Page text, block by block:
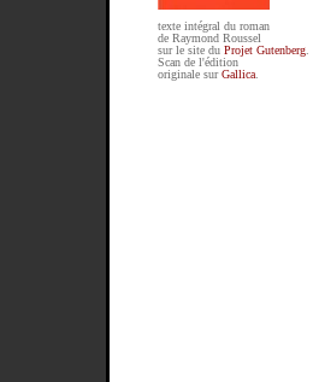
texte intégral du roman
de Raymond Roussel
sur le site du Projet Gutenberg.
Scan de l'édition
originale surGallica.